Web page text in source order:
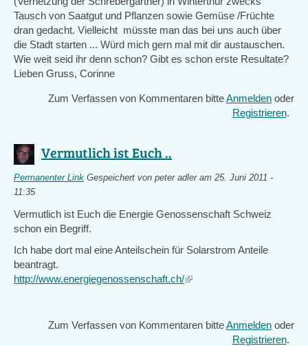
Tausch von Saatgut und Pflanzen sowie Gemüse /Früchte
dran gedacht. Vielleicht müsste man das bei uns auch über
die Stadt starten ... Würd mich gern mal mit dir austauschen.
Wie weit seid ihr denn schon? Gibt es schon erste Resultate?
Lieben Gruss, Corinne
Zum Verfassen von Kommentaren bitteAnmelden oder
Registrieren.
Vermutlich ist Euch ..
Permanenter Link Gespeichert von peter adleram 25. Juni 2011 -
11:35
Vermutlich ist Euch die Energie Genossenschaft Schweiz
schon ein Begriff.
Ich habe dort mal eine Anteilschein für Solarstrom Anteile
beantragt.
http://www.energiegenossenschaft.ch/(link
Zum Verfassen von Kommentaren bitteAnmelden oder
Registrieren.